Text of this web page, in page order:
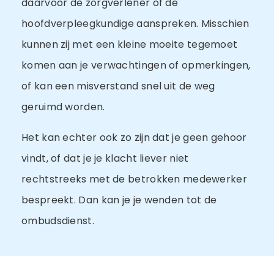
hoofdverpleegkundige aanspreken. Misschien
kunnen zij met een kleine moeite tegemoet
komen aan je verwachtingen of opmerkingen,
of kan een misverstand snel uit de weg
geruimd worden.
Het kan echter ook zo zijn dat je geen gehoor
vindt, of dat je je klacht liever niet
rechtstreeks met de betrokken medewerker
bespreekt. Dan kan je je wenden tot de
ombudsdienst.